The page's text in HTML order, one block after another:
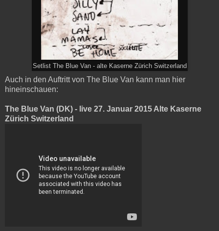
Setlist The Blue Van - alte Kaserne Zürich Switzerland
Auch in den Auftritt von The Blue Van kann man hier
hineinschauen:
The Blue Van (DK) - live 27. Januar 2015 Alte Kaserne
Zürich Switzerland